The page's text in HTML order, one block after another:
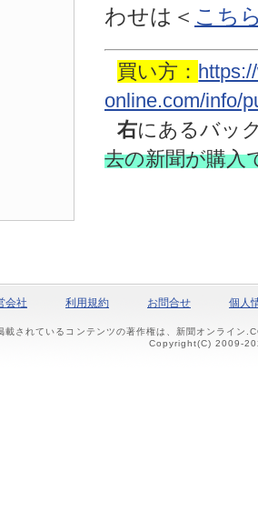
わせは ＜ こち
買い方：
online.com/info/
右にあるバッ
去の新聞が購入
会社 利用規約 お問合せ 個人
載されているコンテンツの著作権は、新聞オンライン
Copyright(C) 2009-